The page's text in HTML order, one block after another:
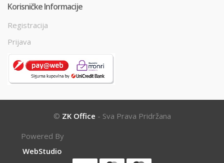
Korisničke Informacije
Registracija
Prijava
© ZK Office - Sva Prava Pridržana
Powered By
WebStudio